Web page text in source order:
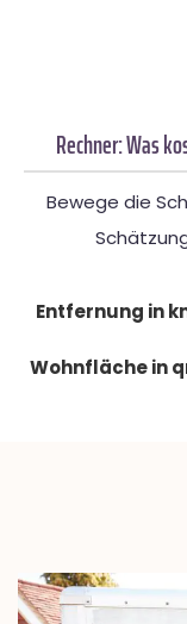
Rechner: Was
Bewege die
Entfernung in
Wohnfläche in